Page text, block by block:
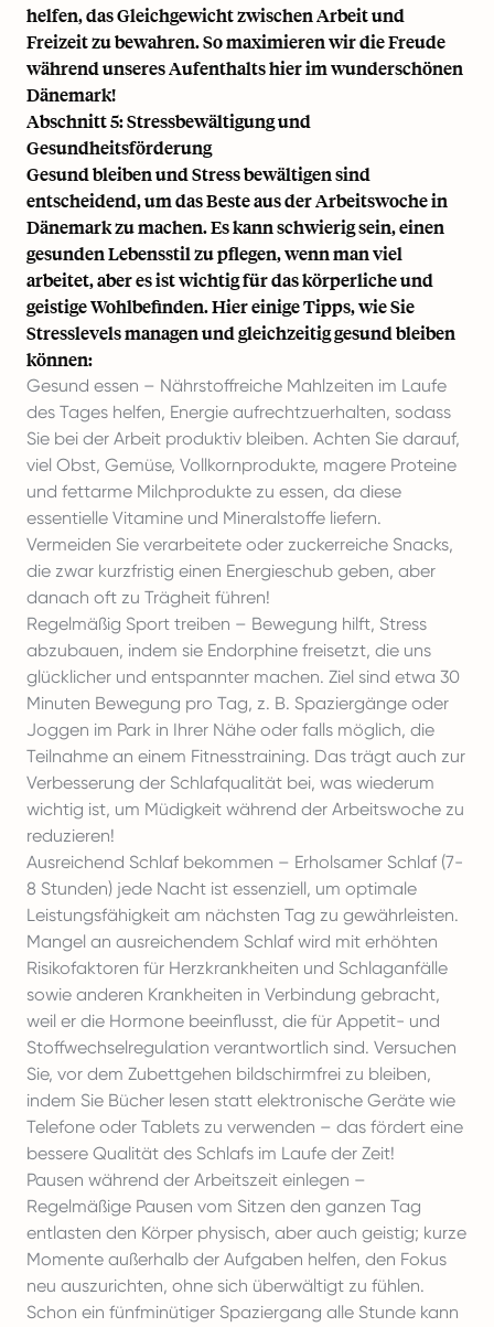
helfen, das Gleichgewicht zwischen Arbeit und
Freizeit zu bewahren. So maximieren wir die Freude
während unseres Aufenthalts hier im wunderschönen
Dänemark!
Abschnitt 5: Stressbewältigung und
Gesundheitsförderung
Gesund bleiben und Stress bewältigen sind
entscheidend, um das Beste aus der Arbeitswoche in
Dänemark zu machen. Es kann schwierig sein, einen
gesunden Lebensstil zu pflegen, wenn man viel
arbeitet, aber es ist wichtig für das körperliche und
geistige Wohlbefinden. Hier einige Tipps, wie Sie
Stresslevels managen und gleichzeitig gesund bleiben
können:
Gesund essen – Nährstoffreiche Mahlzeiten im Laufe
des Tages helfen, Energie aufrechtzuerhalten, sodass
Sie bei der Arbeit produktiv bleiben. Achten Sie darauf,
viel Obst, Gemüse, Vollkornprodukte, magere Proteine
und fettarme Milchprodukte zu essen, da diese
essentielle Vitamine und Mineralstoffe liefern.
Vermeiden Sie verarbeitete oder zuckerreiche Snacks,
die zwar kurzfristig einen Energieschub geben, aber
danach oft zu Trägheit führen!
Regelmäßig Sport treiben – Bewegung hilft, Stress
abzubauen, indem sie Endorphine freisetzt, die uns
glücklicher und entspannter machen. Ziel sind etwa 30
Minuten Bewegung pro Tag, z. B. Spaziergänge oder
Joggen im Park in Ihrer Nähe oder falls möglich, die
Teilnahme an einem Fitnesstraining. Das trägt auch zur
Verbesserung der Schlafqualität bei, was wiederum
wichtig ist, um Müdigkeit während der Arbeitswoche zu
reduzieren!
Ausreichend Schlaf bekommen – Erholsamer Schlaf (7-
8 Stunden) jede Nacht ist essenziell, um optimale
Leistungsfähigkeit am nächsten Tag zu gewährleisten.
Mangel an ausreichendem Schlaf wird mit erhöhten
Risikofaktoren für Herzkrankheiten und Schlaganfälle
sowie anderen Krankheiten in Verbindung gebracht,
weil er die Hormone beeinflusst, die für Appetit- und
Stoffwechselregulation verantwortlich sind. Versuchen
Sie, vor dem Zubettgehen bildschirmfrei zu bleiben,
indem Sie Bücher lesen statt elektronische Geräte wie
Telefone oder Tablets zu verwenden – das fördert eine
bessere Qualität des Schlafs im Laufe der Zeit!
Pausen während der Arbeitszeit einlegen –
Regelmäßige Pausen vom Sitzen den ganzen Tag
entlasten den Körper physisch, aber auch geistig; kurze
Momente außerhalb der Aufgaben helfen, den Fokus
neu auszurichten, ohne sich überwältigt zu fühlen.
Schon ein fünfminütiger Spaziergang alle Stunde kann